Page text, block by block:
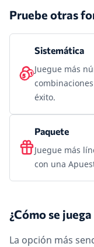
Pruebe otras
Sistemática
Juegue más
éxito.
Paquete
Juegue más
con una
¿Cómo se
La opción más